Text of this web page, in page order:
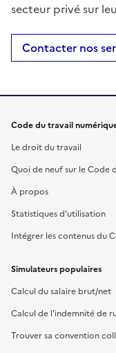
secteur privé sur
Contacter nos
Code du travail
Le droit du travail
Quoi de neuf sur le Code
À propos
Statistiques d'utilisation
Intégrer les contenus du
Simulateurs populaires
Calcul du salaire brut/net
Calcul de l'indemnité de
Trouver sa convention